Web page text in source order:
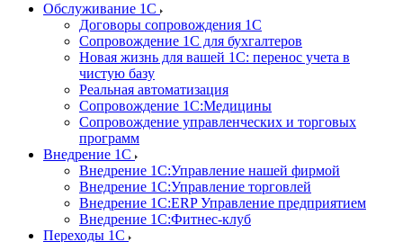
Обслуживание 1С
Договоры сопровождения 1С
Сопровождение 1С для бухгалтеров
Новая жизнь для вашей 1С: перенос учета в
чистую базу
Реальная автоматизация
Сопровождение 1С:Медицины
Сопровождение управленческих и торговых
программ
Внедрение 1С
Внедрение 1С:Управление нашей фирмой
Внедрение 1С:Управление торговлей
Внедрение 1С:ERP Управление предприятием
Внедрение 1С:Фитнес-клуб
Переходы 1С